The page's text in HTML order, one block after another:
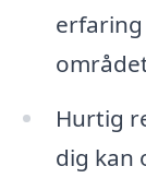
Hurtig
dig kan